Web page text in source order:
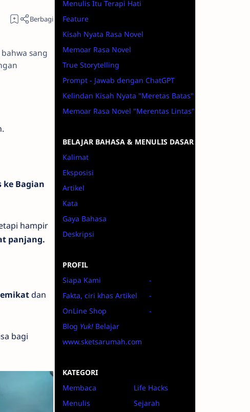
sang
Bagian
hampir
panjang.
dan
bagi
Menulis Itu Terapi Hati
Feature
Kisah Nyata Rasa Novel
Memoar Rasa Novel
True Storytelling
Prompt - Jawab dengan ChatGPT
Kelindan Kisah Nyata "Meretas Batas"
Memoar Rasa Novel "Merentas Lintas"
BELAJAR BAHASA & MENULIS DASAR
Kalimat
Eksposisi
Artikel
Kata
Gaya Bahasa
Deskripsi
PROFIL
Siapa Kami
Fakta, ciri khas Artikel
OnLine Shop
Blog Yuk! Belajar
www.sketsarumah.com
-
-
-
KATEGORI
Membaca
Menulis
Life Hacks
Sejarah